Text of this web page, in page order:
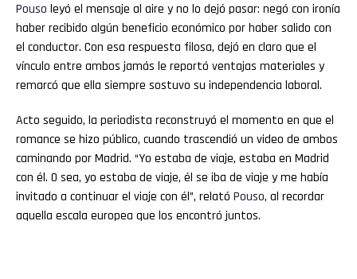
Pouso leyó el mensaje al aire y no lo dejó pasar: negó con ironía
haber recibido algún beneficio económico por haber salido con
el conductor. Con esa respuesta filosa, dejó en claro que el
vínculo entre ambos jamás le reportó ventajas materiales y
remarcó que ella siempre sostuvo su independencia laboral.
Acto seguido, la periodista reconstruyó el momento en que el
romance se hizo público, cuando trascendió un video de ambos
caminando por Madrid. “Yo estaba de viaje, estaba en Madrid
con él. O sea, yo estaba de viaje, él se iba de viaje y me había
invitado a continuar el viaje con él”, relató Pouso, al recordar
aquella escala europea que los encontró juntos.